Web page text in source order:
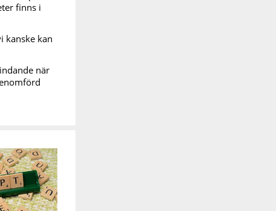
finns i
kanske kan
när